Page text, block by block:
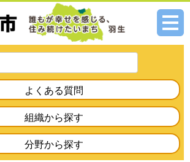
メニ
よくある質問
組織から探す
分野から探す